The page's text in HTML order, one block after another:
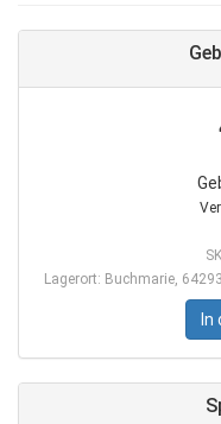
Lagerort: Buchmarie,
In